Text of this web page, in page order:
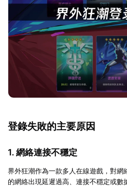
登錄失敗的主要原因
1. 網絡連接不穩定
界外狂潮作為一款多人在線遊戲，對網
的網絡出現延遲過高、連接不穩定或